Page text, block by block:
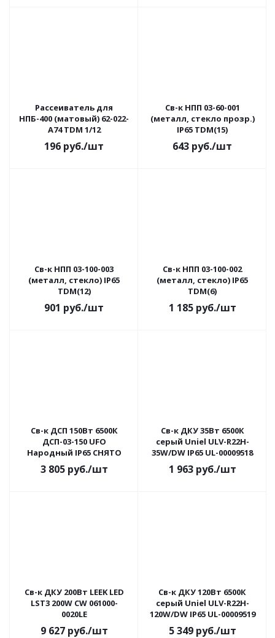
Рассеиватель для
НПБ-400 (матовый) 62-022-
А74 TDM 1/12
196 руб./шт
Св-к НПП 03-60-001
(металл, стекло прозр.)
IP65 TDM(15)
643 руб./шт
Св-к НПП 03-100-003
(металл, стекло) IP65
TDM(12)
901 руб./шт
Св-к НПП 03-100-002
(металл, стекло) IP65
TDM(6)
1 185руб./шт
Св-к ДСП 150Вт 6500К
ДСП-03-150 UFO
Народный IP65 СНЯТО
3 805руб./шт
Св-к ДКУ 35Вт 6500К
серый Uniel ULV-R22H-
35W/DW IP65 UL-00009518
1 963руб./шт
Св-к ДКУ 200Вт LEEK LED
LST3 200W CW 061000-
0020LE
9 627руб./шт
Св-к ДКУ 120Вт 6500К
серый Uniel ULV-R22H-
120W/DW IP65 UL-00009519
5 349руб./шт